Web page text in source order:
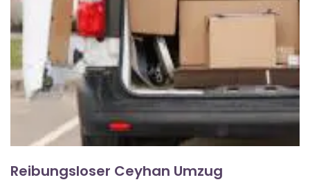
Reibungsloser Ceyhan Umzug